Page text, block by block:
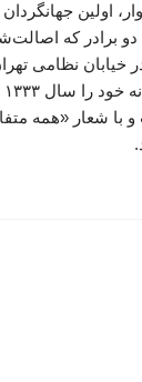
برادر که
خیابان نظامی
با شعار «همه